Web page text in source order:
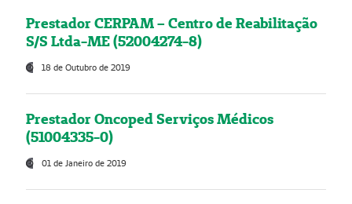
Prestador CERPAM – Centro de Reabilitação
S/S Ltda-ME (52004274-8)
18 de Outubro de 2019
Prestador Oncoped Serviços Médicos
(51004335-0)
01 de Janeiro de 2019